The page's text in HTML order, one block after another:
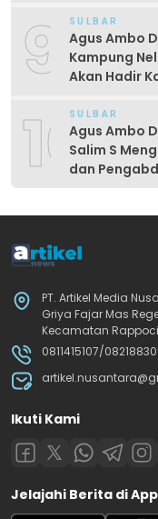
9 SULBAR
Agus Ambo
Kampung
Akan Hadir
10SULBAR
Agus Ambo
Salim S
dan
PT. Artikel Media
Griya Fajar Mas
Kecamatan
0811415107/
Ikuti Kami
Jelajahi Berita di